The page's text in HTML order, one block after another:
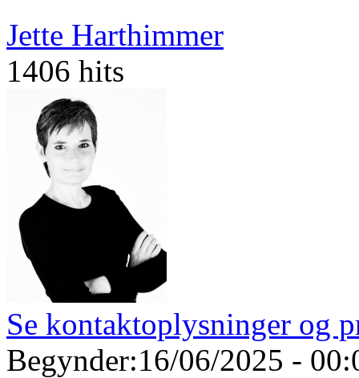
Jette Harthimmer
1406 hits
Se kontaktoplysninger og
Begynder:16/06/2025 -